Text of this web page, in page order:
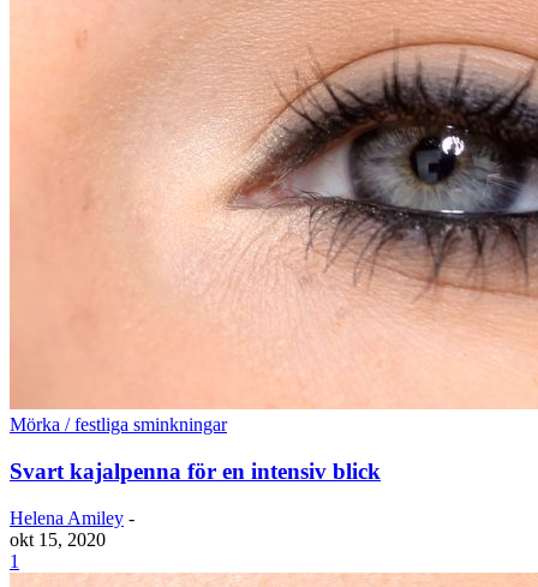
Mörka / festliga sminkningar
Svart kajalpenna för en intensiv blick
Helena Amiley -
okt 15, 2020
1